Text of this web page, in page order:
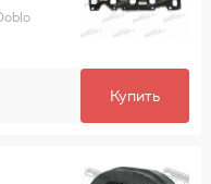
Купить